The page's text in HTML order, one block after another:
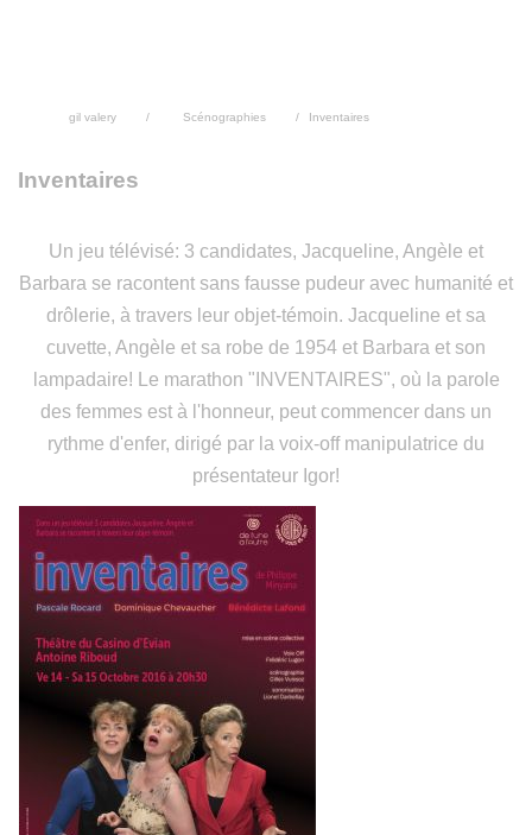
gil valery Scénographies Inventaires
Inventaires
Un jeu télévisé: 3 candidates, Jacqueline, Angèle et
Barbara se racontent sans fausse pudeur avec humanité et
drôlerie, à travers leur objet-témoin. Jacqueline et sa
cuvette, Angèle et sa robe de 1954 et Barbara et son
lampadaire! Le marathon "INVENTAIRES", où la parole
des femmes est à l'honneur, peut commencer dans un
rythme d'enfer, dirigé par la voix-off manipulatrice du
présentateur Igor!